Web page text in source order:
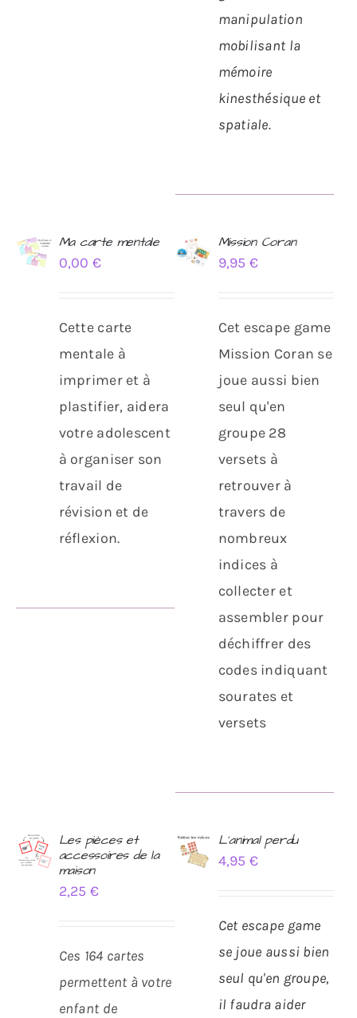
manipulation
mobilisant la
mémoire
kinesthésique et
spatiale.
AJOUTER
DÉTAILS
Ma carte mentale
0,00€
Cette carte
mentale à
imprimer et à
plastifier, aidera
votre adolescent
à organiser son
travail de
révision et de
réflexion.
Note5.00
AJOUTER
DÉTAILS
Mission Coran
9,95 €
Cet escape game
Mission Coran se
joue aussi bien
seul qu'en
groupe 28
versets à
retrouver à
travers de
nombreux
indices à
collecter et
assembler pour
déchiffrer des
codes indiquant
sourates et
versets
AJOUTER
PANIER
Les pièces et
accessoires de la
maison
2,25€
Ces 164 cartes
permettent à votre
enfant de
AJOUTER
DÉTAILS
L’animal perdu
4,95 €
Cet escape game
se joue aussi bien
seul qu'en groupe,
il faudra aider